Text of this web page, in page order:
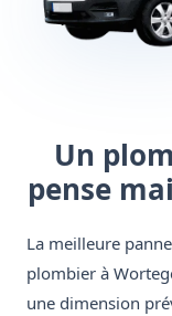
Un
pense
La meilleure
plombier à
une dimension